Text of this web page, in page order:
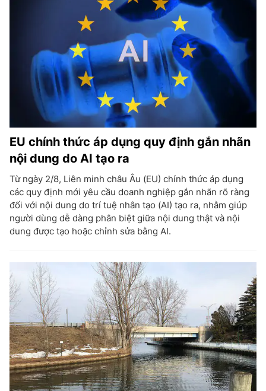
EU chính thức áp dụng quy định gắn nhãn
nội dung do AI tạo ra
Từ ngày 2/8, Liên minh châu Âu (EU) chính thức áp dụng
các quy định mới yêu cầu doanh nghiệp gắn nhãn rõ ràng
đối với nội dung do trí tuệ nhân tạo (AI) tạo ra, nhằm giúp
người dùng dễ dàng phân biệt giữa nội dung thật và nội
dung được tạo hoặc chỉnh sửa bằng AI.